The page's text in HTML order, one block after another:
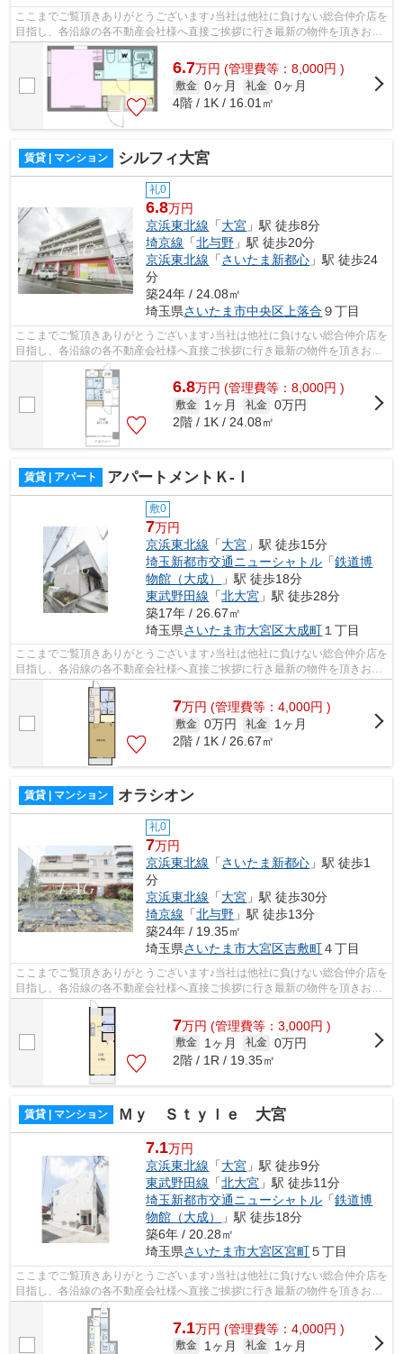
ここまでご覧頂きありがとうございます♪当社は他社に負けない総合仲介店を
目指し、各沿線の各不動産会社様へ直接ご挨拶に行き最新の物件を頂きお客
様へ提供しております！最新の情報は...
6.7万円 (管理費等：8,000円 )
敷金 0ヶ月 礼金 0ヶ月
4階 / 1K / 16.01㎡
賃貸 | マンション シルフィ大宮
礼0
6.8万円
京浜東北線 「大宮 」駅 徒歩8分
埼京線 「北与野 」駅 徒歩20分
京浜東北線 「さいたま新都心 」駅 徒歩24
分
築24年 / 24.08㎡
埼玉県さいたま市中央区 上落合 ９丁目
ここまでご覧頂きありがとうございます♪当社は他社に負けない総合仲介店を
目指し、各沿線の各不動産会社様へ直接ご挨拶に行き最新の物件を頂きお客
様へ提供しております！最新の情報は...
6.8万円 (管理費等：8,000円 )
敷金 1ヶ月 礼金 0万円
2階 / 1K / 24.08㎡
賃貸 | アパート アパートメントＫ-Ⅰ
敷0
7万円
京浜東北線 「大宮 」駅 徒歩15分
埼玉新都市交通ニューシャトル 「鉄道博
物館（大成）
」駅 徒歩18分
東武野田線 「北大宮 」駅 徒歩28分
築17年 / 26.67㎡
埼玉県さいたま市大宮区大成町 １丁目
ここまでご覧頂きありがとうございます♪当社は他社に負けない総合仲介店を
目指し、各沿線の各不動産会社様へ直接ご挨拶に行き最新の物件を頂きお客
様へ提供しております！最新の情報は...
7万円 (管理費等：4,000円 )
敷金 0万円 礼金
1ヶ月
2階 / 1K / 26.67㎡
賃貸 | マンション オラシオン
礼0
7万円
京浜東北線 「さいたま新都心 」駅 徒歩1
分
京浜東北線 「大宮 」駅 徒歩30分
埼京線 「北与野 」駅 徒歩13分
築24年 / 19.35㎡
埼玉県さいたま市大宮区吉敷町４丁目
ここまでご覧頂きありがとうございます♪当社は他社に負けない総合仲介店を
目指し、各沿線の各不動産会社様へ直接ご挨拶に行き最新の物件を頂きお客
様へ提供しております！最新の情報は...
7万円 (管理費等：3,000円 )
敷金 1ヶ月 礼金 0万円
2階 / 1R / 19.35㎡
賃貸 | マンション Ｍｙ Ｓｔｙｌｅ 大宮
7.1万円
京浜東北線 「大宮 」駅 徒歩9分
東武野田線 「北大宮 」駅 徒歩11分
埼玉新都市交通ニューシャトル 「鉄道博
物館（大成）
」駅 徒歩18分
築6年 / 20.28㎡
埼玉県さいたま市大宮区宮町５丁目
ここまでご覧頂きありがとうございます♪当社は他社に負けない総合仲介店を
目指し、各沿線の各不動産会社様へ直接ご挨拶に行き最新の物件を頂きお客
様へ提供しております！最新の情報は...
7.1万円 (管理費等：4,000円 )
敷金 1ヶ月 礼金
1ヶ月